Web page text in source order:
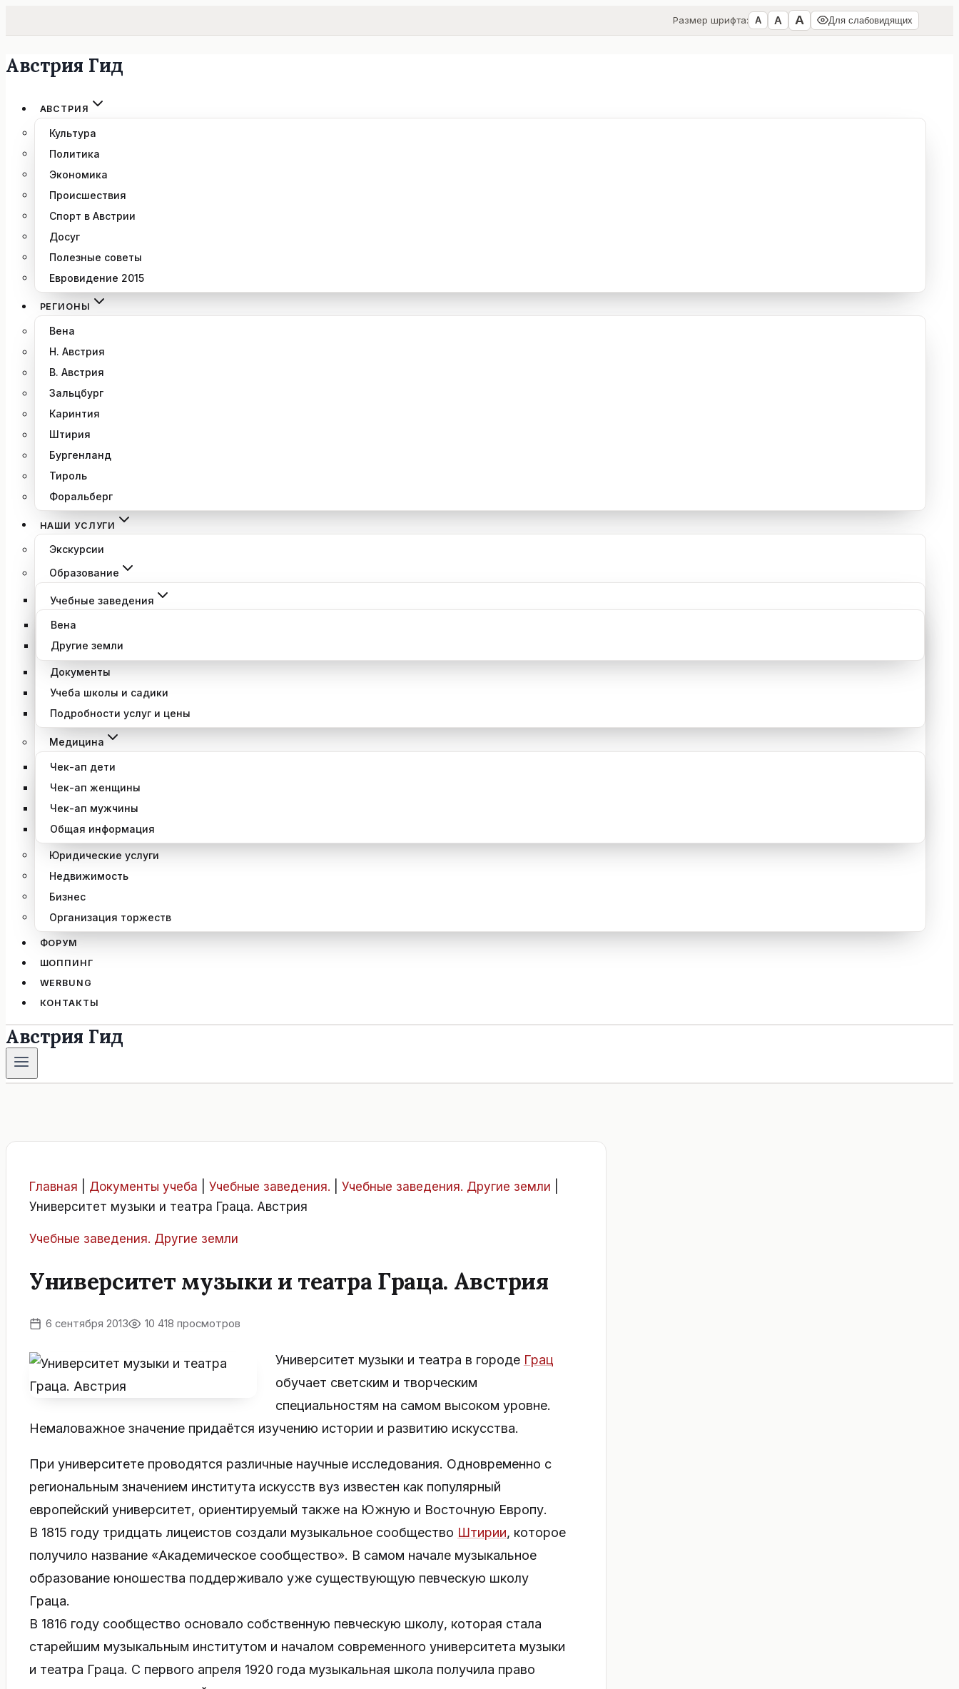
Размер шрифта: А А А Для слабовидящих
Перейти
содержимому
Австрия Гид
АВСТРИЯ
Культура
Политика
Экономика
Происшествия
Спорт в Австрии
Досуг
Полезные советы
Евровидение 2015
РЕГИОНЫ
Вена
Н. Австрия
В. Австрия
Зальцбург
Каринтия
Штирия
Бургенланд
Тироль
Форальберг
НАШИ УСЛУГИ
Экскурсии
Образование
Учебные заведения
Вена
Другие земли
Документы
Учеба школы и садики
Подробности услуг и цены
Медицина
Чек-ап дети
Чек-ап женщины
Чек-ап мужчины
Общая информация
Юридические услуги
Недвижимость
Бизнес
Организация торжеств
ФОРУМ
ШОППИНГ
WERBUNG
КОНТАКТЫ
Австрия Гид
Главная Документы учеба Учебные заведения. Учебные заведения. Другие земли
Университет музыки и театра Граца. Австрия
Учебные заведения. Другие земли
Университет музыки и театра Граца. Австрия
6 сентября 2013 10 418 просмотров
Университет музыки и театра в городе Грац
обучает светским и творческим
специальностям на самом высоком уровне.
Немаловажное значение придаётся изучению истории и развитию искусства.
При университете проводятся различные научные исследования. Одновременно с
региональным значением института искусств вуз известен как популярный
европейский университет, ориентируемый также на Южную и Восточную Европу.
В 1815 году тридцать лицеистов создали музыкальное сообщество Штирии, которое
получило название «Академическое сообщество». В самом начале музыкальное
образование юношества поддерживало уже существующую певческую школу
Граца.
В 1816 году сообщество основало собственную певческую школу, которая стала
старейшим музыкальным институтом и началом современного университета музыки
и театра Граца. С первого апреля 1920 года музыкальная школа получила право